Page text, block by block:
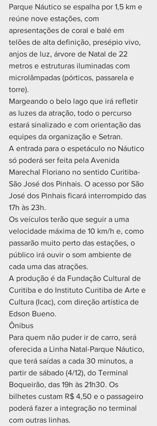
Parque Náutico se espalha por 1,5 km e
reúne nove estações, com
apresentações de coral e balé em
telões de alta definição, presépio vivo,
anjos de luz, árvore de Natal de 22
metros e estruturas iluminadas com
microlâmpadas (pórticos, passarela e
torre).
Margeando o belo lago que irá refletir
as luzes da atração, todo o percurso
estará sinalizado e com orientação das
equipes da organização e Setran.
A entrada para o espetáculo no Náutico
só poderá ser feita pela Avenida
Marechal Floriano no sentido Curitiba-
São José dos Pinhais. O acesso por São
José dos Pinhais ficará interrompido das
17h às 23h.
Os veículos terão que seguir a uma
velocidade máxima de 10 km/h e, como
passarão muito perto das estações, o
público irá ouvir o som ambiente de
cada uma das atrações.
A produção é da Fundação Cultural de
Curitiba e do Instituto Curitiba de Arte e
Cultura (Icac), com direção artística de
Edson Bueno.
Ônibus
Para quem não puder ir de carro, será
oferecida a Linha Natal-Parque Náutico,
que terá saídas a cada 30 minutos, a
partir de sábado (4/12), do Terminal
Boqueirão, das 19h às 21h30. Os
bilhetes custam R$ 4,50 e o passageiro
poderá fazer a integração no terminal
com outras linhas.